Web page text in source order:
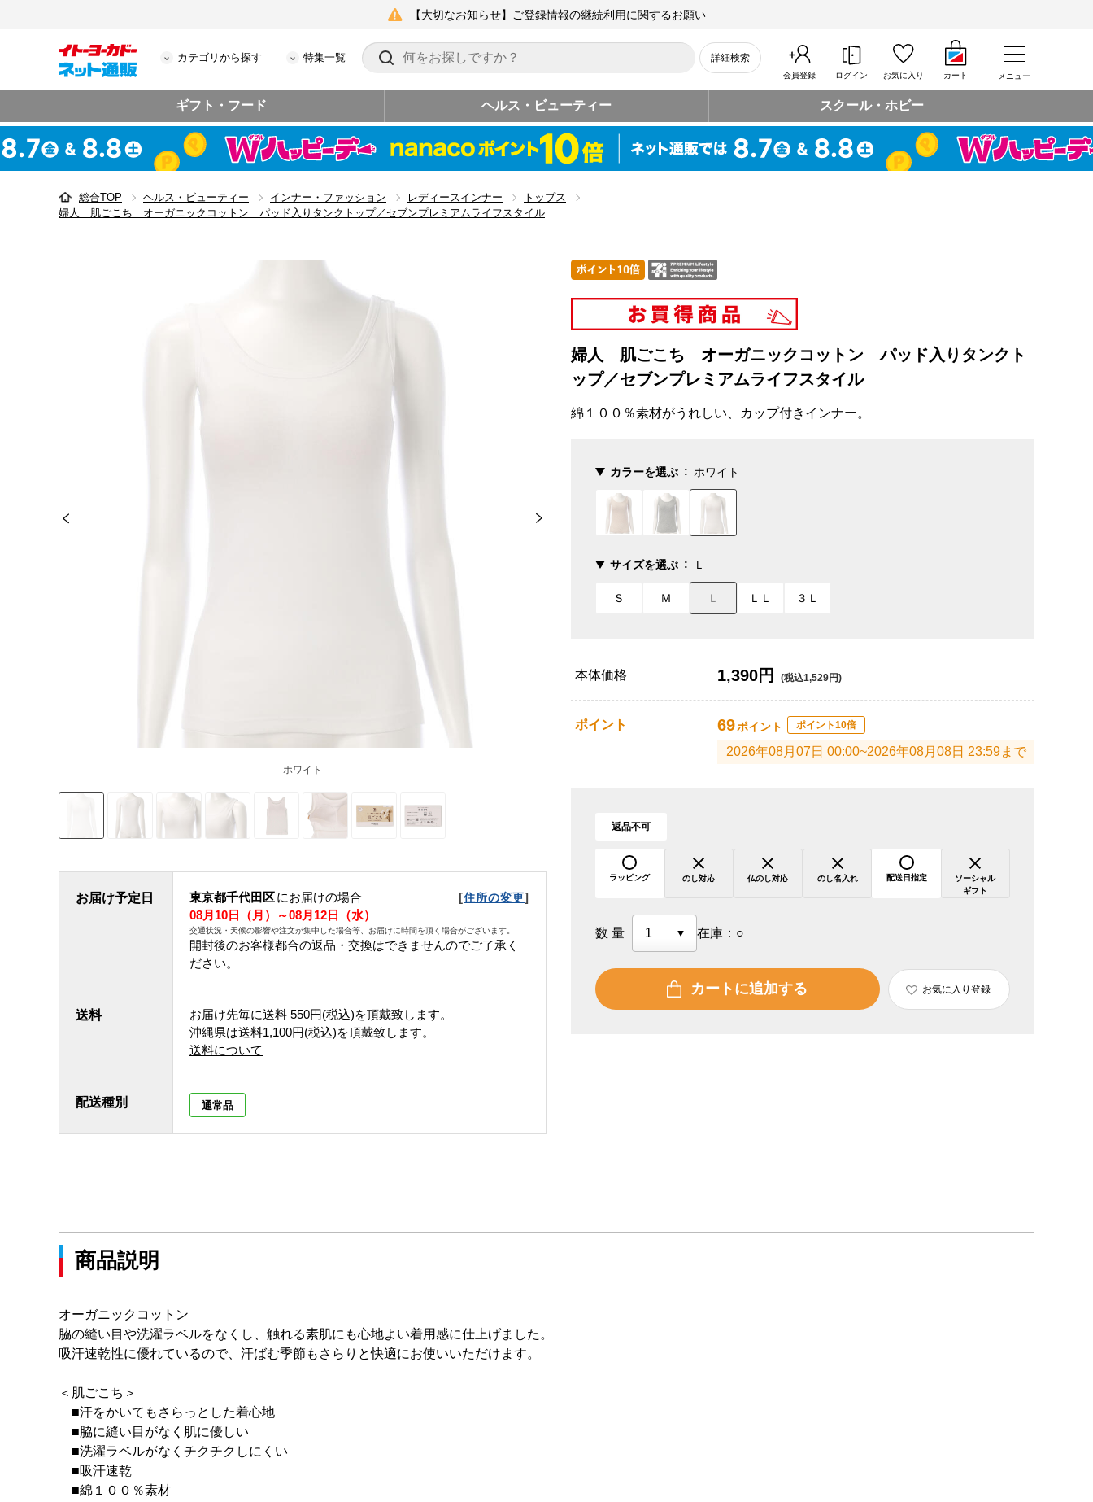
【大切なお知らせ】ご登録情報の継続利用に関するお願い
カテゴリから探す 特集一覧 詳細検索
会員登録 ログイン お気に入り カート メニュー
ギフト・フード ヘルス・ビューティー スクール・ホビー
総合TOP ヘルス・ビューティー インナー・ファッション レディースインナー
トップス
婦人 肌ごこち オーガニックコットン パッド入りタンクトップ／セブンプレミアムライフスタイル
ホワイト
お届け予定日 東京都千代田区にお届けの場合 [住所の変更]
08月10日（月）～08月12日（水）
交通状況・天候の影響や注文が集中した場合等、お届けに時間を頂く場合がございます。
開封後のお客様都合の返品・交換はできませんのでご了承く
ださい。
送料 お届け先毎に送料 550円(税込)を頂戴致します。
沖縄県は送料1,100円(税込)を頂戴致します。
送料について
配送種別 通常品
婦人 肌ごこち オーガニックコットン パッド入りタンクト
ップ／セブンプレミアムライフスタイル
綿１００％素材がうれしい、カップ付きインナー。
カラーを選ぶ ホワイト
サイズを選ぶ Ｌ
Ｓ Ｍ Ｌ ＬＬ ３Ｌ
本体価格 1,390円 (税込1,529円)
ポイント 69ポイント ポイント10倍
2026年08月07日 00:00~2026年08月08日 23:59まで
返品不可
ラッピング のし対応 仏のし対応 のし名入れ 配送日指定
ソーシャル
ギフト
数量 在庫： ○
カートに追加する お気に入り登録
商品説明
オーガニックコットン
脇の縫い目や洗濯ラベルをなくし、触れる素肌にも心地よい着用感に仕上げました。
吸汗速乾性に優れているので、汗ばむ季節もさらりと快適にお使いいただけます。
＜肌ごこち＞
■汗をかいてもさらっとした着心地
■脇に縫い目がなく肌に優しい
■洗濯ラベルがなくチクチクしにくい
■吸汗速乾
■綿１００％素材